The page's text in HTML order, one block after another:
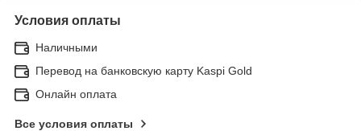
Условия оплаты
Наличными
Перевод на банковскую карту Kaspi Gold
Онлайн оплата
Все условия оплаты